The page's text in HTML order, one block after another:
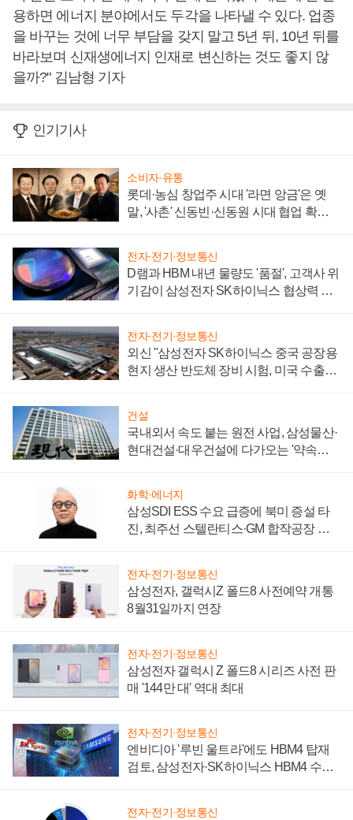
용하면 에너지 분야에서도 두각을 나타낼 수 있다. 업종
을 바꾸는 것에 너무 부담을 갖지 말고 5년 뒤, 10년 뒤를
바라보며 신재생에너지 인재로 변신하는 것도 좋지 않
을까?" 김남형 기자
인기기사
소비자·유통
롯데·농심 창업주 시대 '라면 앙금'은 옛
말, '사촌' 신동빈·신동원 시대 협업 확대
전자·전기·정보통신
D램과 HBM 내년 물량도 '품절', 고객사 위
기감이 삼성전자 SK하이닉스 협상력 더
전자·전기·정보통신
외신 "삼성전자 SK하이닉스 중국 공장용
현지 생산 반도체 장비 시험, 미국 수출통
건설
국내외서 속도 붙는 원전 사업, 삼성물산·
현대건설·대우건설에 다가오는 '약속의
화학·에너지
삼성SDI ESS 수요 급증에 북미 증설 타
진, 최주선 스텔란티스·GM 합작공장 건
전자·전기·정보통신
삼성전자, 갤럭시Z 폴드8 사전예약 개통
8월31일까지 연장
전자·전기·정보통신
삼성전자 갤럭시 Z 폴드8 시리즈 사전 판
매 '144만 대' 역대 최대
전자·전기·정보통신
엔비디아 '루빈 울트라'에도 HBM4 탑재
검토, 삼성전자·SK하이닉스 HBM4 수율
전자·전기·정보통신